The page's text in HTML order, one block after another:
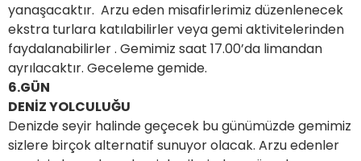
yanaşacaktır. Arzu eden misafirlerimiz düzenlenecek
ekstra turlara katılabilirler veya gemi aktivitelerinden
faydalanabilirler . Gemimiz saat 17.00’da limandan
ayrılacaktır. Geceleme gemide.
6.GÜN
DENİZ YOLCULUĞU
Denizde seyir halinde geçecek bu günümüzde gemimiz
sizlere birçok alternatif sunuyor olacak. Arzu edenler